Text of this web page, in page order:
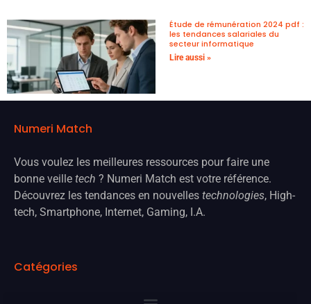
Étude de rémunération 2024 pdf :
les tendances salariales du
secteur informatique
Lire aussi »
Numeri Match
Vous voulez les meilleures ressources pour faire une
bonne veille tech ? Numeri Match est votre référence.
Découvrez les tendances en nouvelles technologies, High-
tech, Smartphone, Internet, Gaming, I.A.
Catégories